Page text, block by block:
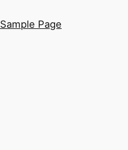
Sample Page